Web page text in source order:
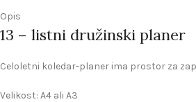
Opis
13 – listni družinski planer
Celoletni koledar-planer ima prostor za
Velikost: A4 ali A3